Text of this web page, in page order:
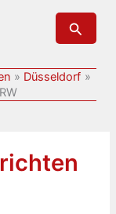
Suchen
Düsseldorf